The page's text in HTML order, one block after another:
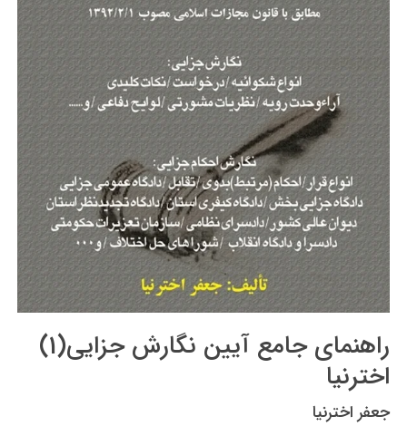
راهنمای جامع آیین نگارش جزایی(1)
اخترنیا
جعفر اخترنیا